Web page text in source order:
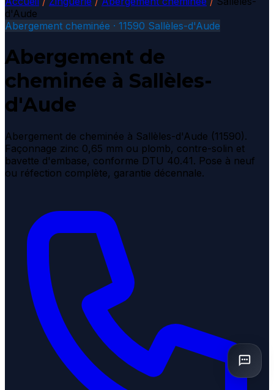
d'Aude
Abergement cheminée · 11590 Sallèles-d'Aude
Abergement de
cheminée à Sallèles-
d'Aude
Abergement de cheminée à Sallèles-d'Aude (11590).
Façonnage zinc 0,65 mm ou plomb, contre-solin et
bavette d'embase, conforme DTU 40.41. Pose à neuf
ou réfection complète, garantie décennale.